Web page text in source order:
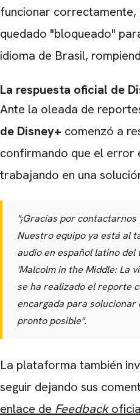
funcionar
quedado "bloqueado"
idioma de Brasil,
La respuesta oficial de
Ante la oleada de
de Disney+ comenzó a
confirmando que el error
trabajando en una
"¡Gracias por
Nuestro equipo ya está al
audio en español latino
'Malcolm in the Middle: La
se ha realizado el reporte
encargada para
pronto posible".
La plataforma también
seguir dejando sus
enlace de Feedback
CARREGANDO